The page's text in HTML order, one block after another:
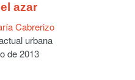
azar
Cabrerizo
urbana
de 2013